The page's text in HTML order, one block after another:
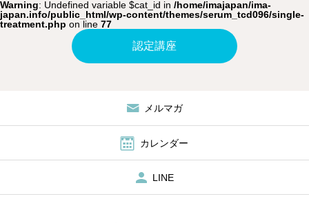
Warning: Undefined variable $cat_id in /home/imajapan/ima-
japan.info/public_html/wp-content/themes/serum_tcd096/single-
treatment.php on line 77
認定講座
メルマガ
カレンダー
LINE
ブログ